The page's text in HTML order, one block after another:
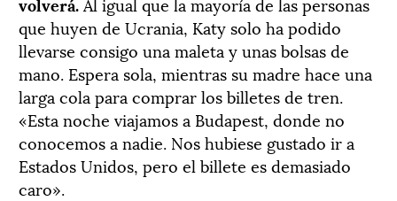
que huyen de Ucrania, Katy solo ha podido
llevarse consigo una maleta y unas bolsas de
mano. Espera sola, mientras su madre hace una
larga cola para comprar los billetes de tren.
«Esta noche viajamos a Budapest, donde no
conocemos a nadie. Nos hubiese gustado ir a
Estados Unidos, pero el billete es demasiado
caro».